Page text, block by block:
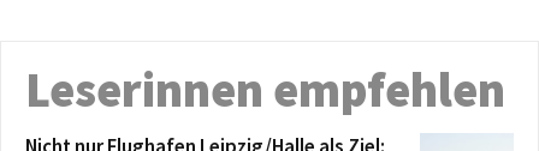
Leserinnen empfehlen
Nicht nur Flughafen Leipzig/Halle als Ziel: